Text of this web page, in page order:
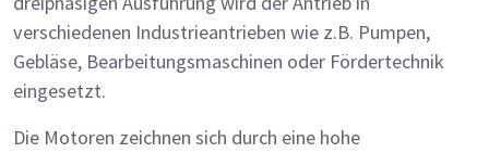
verschiedenen Industrieantrieben wie z.B. Pumpen,
Gebläse, Bearbeitungsmaschinen oder Fördertechnik
eingesetzt.
Die Motoren zeichnen sich durch eine hohe